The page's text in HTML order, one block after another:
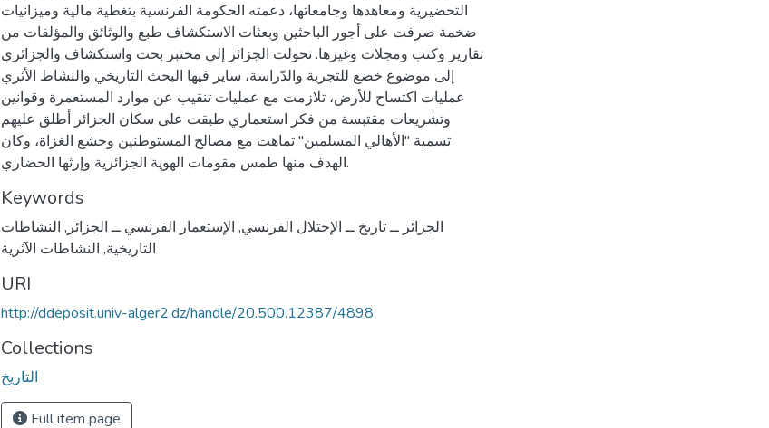
التحضيرية ومعاهدها وجامعاتها، دعمته الحكومة الفرنسية بتغطية مالية وميزانيات
ضخمة صرفت على أجور الباحثين وبعثات الاستكشاف طبع والوثائق والمؤلفات من
تقارير وكتب ومجلات وغيرها. تحولت الجزائر إلى مختبر بحث واستكشاف والجزائري
إلى موضوع خضع للتجربة والدّراسة، ساير فيها البحث التاريخي والنشاط الأثري
عمليات اكتساح للأرض، تلازمت مع عمليات تنقيب عن موارد المستعمرة وقوانين
وتشريعات مقتبسة من فكر استعماري طبقت على سكان الجزائر أطلق عليهم
تسمية "الأهالي المسلمين" تماهت مع مصالح المستوطنين وجشع الغزاة، وكان
الهدف منها طمس مقومات الهوية الجزائرية وإرثها الحضاري.
Keywords
الجزائر ــ تاريخ ــ الإحتلال الفرنسي, الإستعمار الفرنسي ــ الجزائر , النشاطات
التاريخية, النشاطات الآثرية
URI
http://ddeposit.univ-alger2.dz/handle/20.500.12387/4898
Collections
التاريخ
Full item page